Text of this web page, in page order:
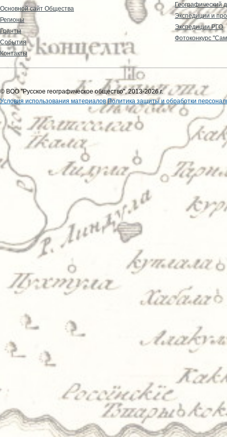
Основной сайт Общества
Регионы
Гранты
События
Контакты
Географический
Экспедиции и
Экспедиции РГО
Фотоконкурс
© ВОО "Русское географическое общество", 2013-2026 г.
Условия использования материалов Политика защиты и обработки